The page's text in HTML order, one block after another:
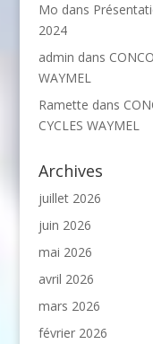
Mo dans
2024
admin dans
WAYMEL
Ramette dans
CYCLES WAYMEL
Archives
juillet 2026
juin 2026
mai 2026
avril 2026
mars 2026
février 2026